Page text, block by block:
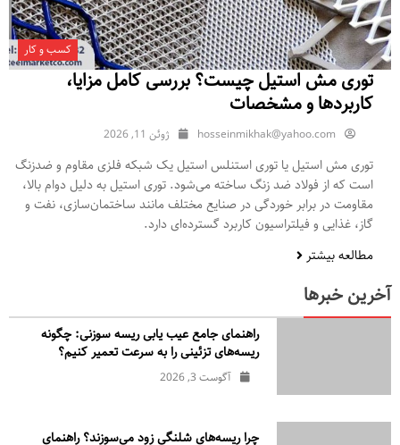
کسب و کار
توری مش استیل چیست؟ بررسی کامل مزایا،
کاربردها و مشخصات
hosseinmikhak@yahoo.com ژوئن 11, 2026
توری مش استیل یا توری استنلس استیل یک شبکه فلزی مقاوم و ضدزنگ
است که از فولاد ضد زنگ ساخته می‌شود. توری استیل به دلیل دوام بالا،
مقاومت در برابر خوردگی در صنایع مختلف مانند ساختمان‌سازی، نفت و
گاز، غذایی و فیلتراسیون کاربرد گسترده‌ای دارد.
مطالعه بیشتر
آخرین خبرها
راهنمای جامع عیب یابی ریسه سوزنی: چگونه
ریسه‌های تزئینی را به سرعت تعمیر کنیم؟
آگوست 3, 2026
چرا ریسه‌های شلنگی زود می‌سوزند؟ راهنمای